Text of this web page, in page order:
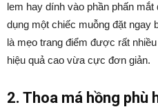
lem hay dính vào phần phấn
dụng một chiếc muỗng đặt
là mẹo trang điểm được rất
hiệu quả cao vừa cực đơn giản.
2. Thoa má hồng phù